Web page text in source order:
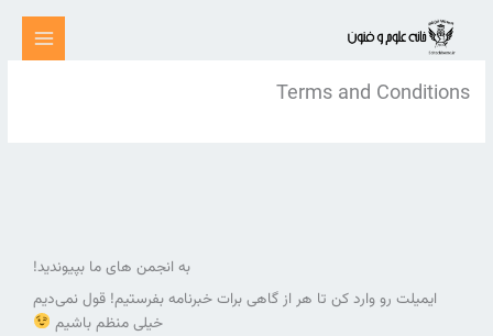
Terms and Conditions
به انجمن های ما بپیوندید!
ایمیلت رو وارد کن تا هر از گاهی برات خبرنامه بفرستیم! قول نمی‌دیم
خیلی منظم باشیم